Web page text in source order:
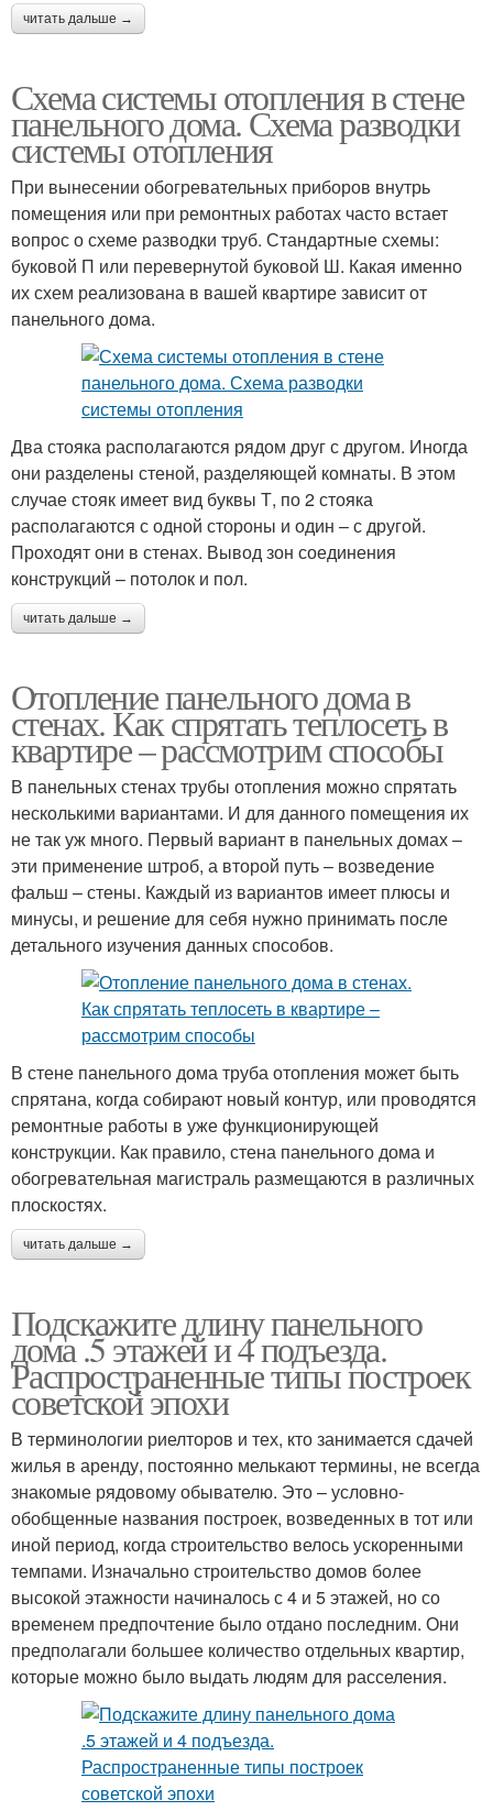
читать дальше →
Схема системы отопления в стене
панельного дома. Схема разводки
системы отопления
При вынесении обогревательных приборов внутрь
помещения или при ремонтных работах часто встает
вопрос о схеме разводки труб. Стандартные схемы:
буковой П или перевернутой буковой Ш. Какая именно
их схем реализована в вашей квартире зависит от
панельного дома.
Два стояка располагаются рядом друг с другом. Иногда
они разделены стеной, разделяющей комнаты. В этом
случае стояк имеет вид буквы Т, по 2 стояка
располагаются с одной стороны и один – с другой.
Проходят они в стенах. Вывод зон соединения
конструкций – потолок и пол.
читать дальше →
Отопление панельного дома в
стенах. Как спрятать теплосеть в
квартире – рассмотрим способы
В панельных стенах трубы отопления можно спрятать
несколькими вариантами. И для данного помещения их
не так уж много. Первый вариант в панельных домах –
эти применение штроб, а второй путь – возведение
фальш – стены. Каждый из вариантов имеет плюсы и
минусы, и решение для себя нужно принимать после
детального изучения данных способов.
В стене панельного дома труба отопления может быть
спрятана, когда собирают новый контур, или проводятся
ремонтные работы в уже функционирующей
конструкции. Как правило, стена панельного дома и
обогревательная магистраль размещаются в различных
плоскостях.
читать дальше →
Подскажите длину панельного
дома .5 этажей и 4 подъезда.
Распространенные типы построек
советской эпохи
В терминологии риелторов и тех, кто занимается сдачей
жилья в аренду, постоянно мелькают термины, не всегда
знакомые рядовому обывателю. Это – условно-
обобщенные названия построек, возведенных в тот или
иной период, когда строительство велось ускоренными
темпами. Изначально строительство домов более
высокой этажности начиналось с 4 и 5 этажей, но со
временем предпочтение было отдано последним. Они
предполагали большее количество отдельных квартир,
которые можно было выдать людям для расселения.